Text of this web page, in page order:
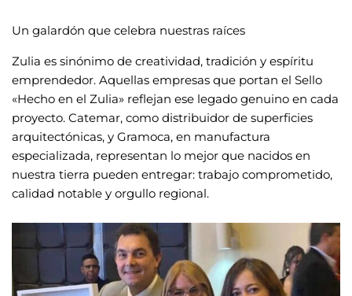
Un galardón que celebra nuestras raíces
Zulia es sinónimo de creatividad, tradición y espíritu
emprendedor. Aquellas empresas que portan el Sello
«Hecho en el Zulia» reflejan ese legado genuino en cada
proyecto. Catemar, como distribuidor de superficies
arquitectónicas, y Gramoca, en manufactura
especializada, representan lo mejor que nacidos en
nuestra tierra pueden entregar: trabajo comprometido,
calidad notable y orgullo regional.